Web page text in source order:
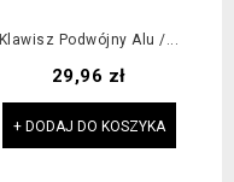
Klawisz Podwójny Alu /...
Cena
29,96 zł
+ DODAJ DO KOSZYKA